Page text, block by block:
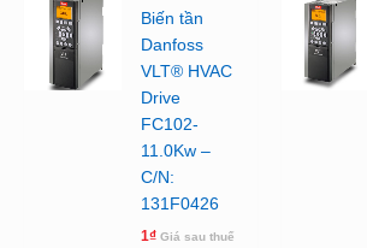
Biến tần
Danfoss
VLT® HVAC
Drive
FC102-
11.0Kw –
C/N:
131F0426
1₫ Giá sau thuế